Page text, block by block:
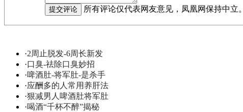
所有评论仅代表网友意见，凤凰网保持中立。
·2周止脱发-6周长新发
·口臭-祛除口臭妙招
·啤酒肚-将军肚-是杀手
·应酬多的人常用养肝法
·狠减男人啤酒肚将军肚
·喝酒“千杯不醉”揭秘